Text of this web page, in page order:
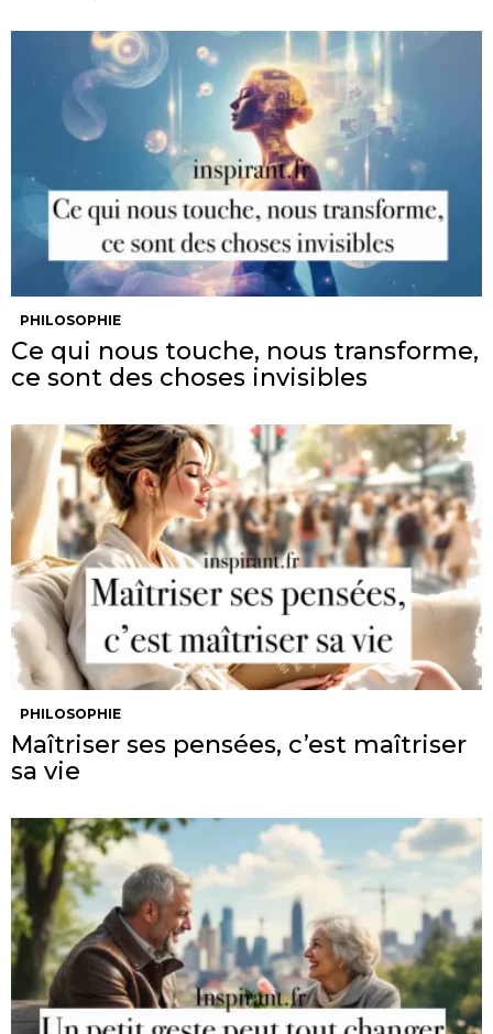
PHILOSOPHIE
Ce qui nous touche, nous transforme,
ce sont des choses invisibles
PHILOSOPHIE
Maîtriser ses pensées, c’est maîtriser
sa vie